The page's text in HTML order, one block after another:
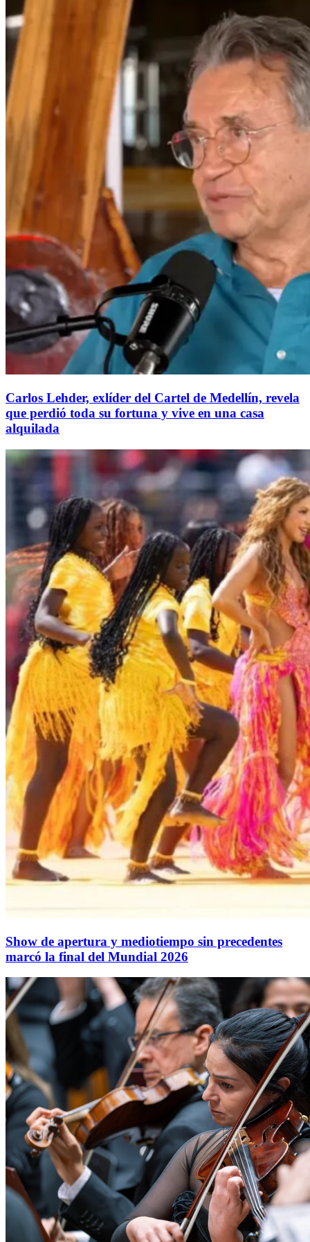
Carlos Lehder, exlíder del Cartel de Medellín, revela
que perdió toda su fortuna y vive en una casa
alquilada
Show de apertura y mediotiempo sin precedentes
marcó la final del Mundial 2026